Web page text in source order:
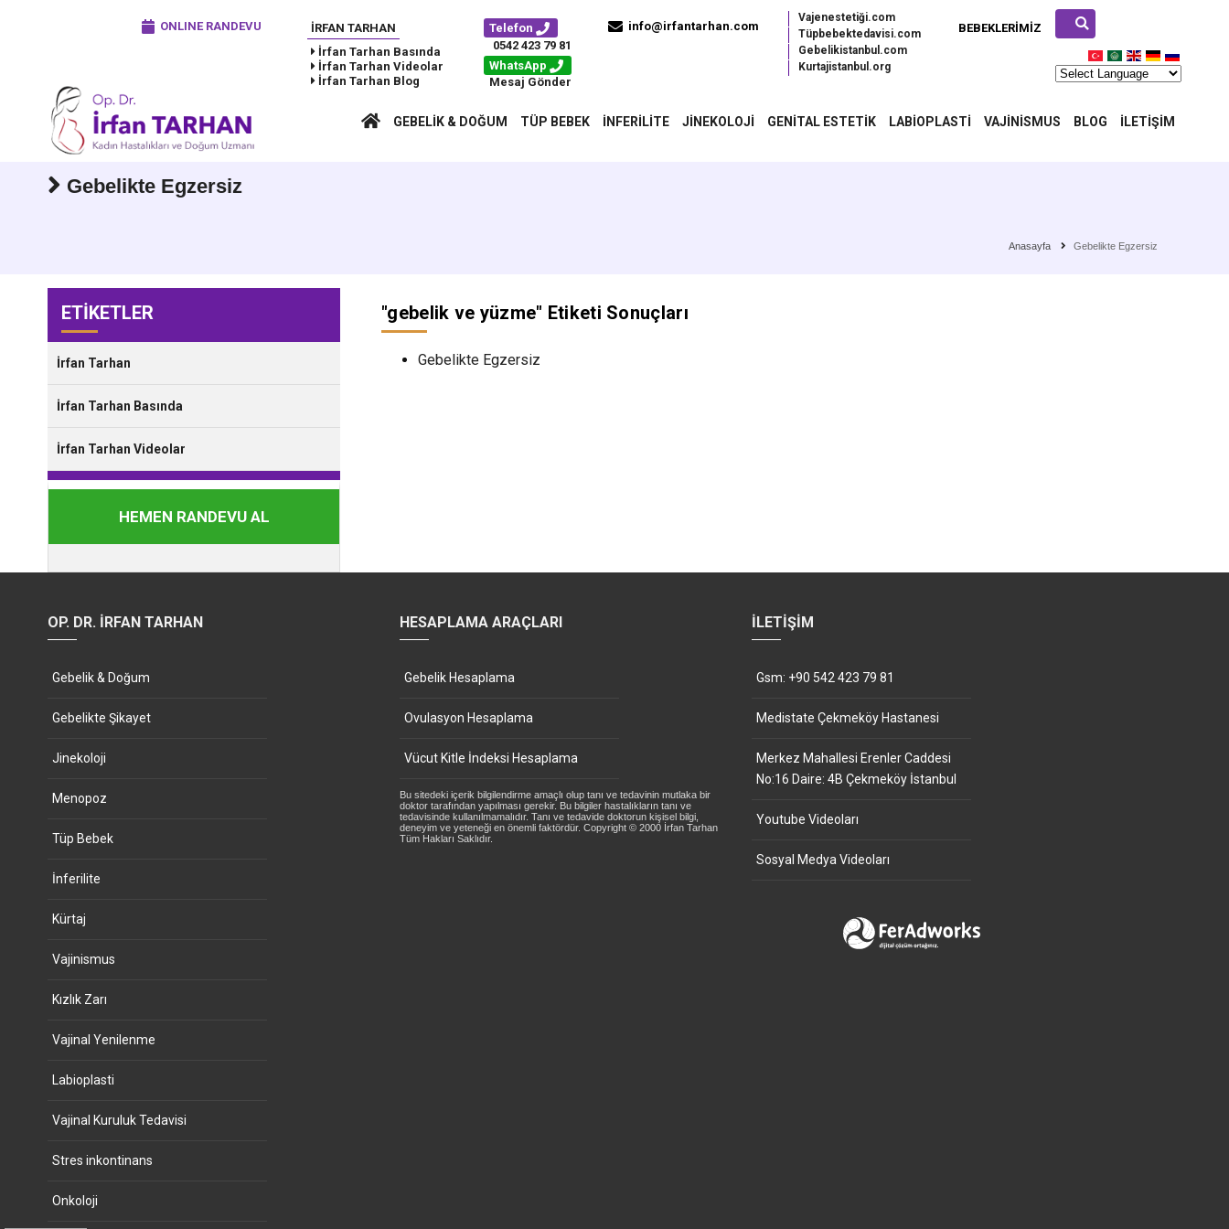
ONLINE RANDEVU
İRFAN TARHAN
İrfan Tarhan Basında
İrfan Tarhan Videolar
İrfan Tarhan Blog
BEBEKLERIMIZ
Vajenestetiği.com
Tüpbebektedavisi.com
Gebelikistanbul.com
Kurtajistanbul.org
Telefon
0542 423 79 81
WhatsApp
Mesaj Gönder
info@irfantarhan.com
GEBELIK & DOĞUM TÜP BEBEK İNFERILITE JINEKOLOJI GENITAL ESTETIK LABIOPLASTI VAJINISMUS BLOG İLETIŞIM
Gebelikte Egzersiz
Anasayfa Gebelikte Egzersiz
ETİKETLER
İrfan Tarhan
İrfan Tarhan Basında
İrfan Tarhan Videolar
HEMEN RANDEVU AL
"gebelik ve yüzme" Etiketi Sonuçları
Gebelikte Egzersiz
OP. DR. İRFAN TARHAN
Gebelik & Doğum
Gebelikte Şikayet
Jinekoloji
Menopoz
Tüp Bebek
İnferilite
Kürtaj
Vajinismus
Kızlık Zarı
Vajinal Yenilenme
Labioplasti
Vajinal Kuruluk Tedavisi
Stres inkontinans
Onkoloji
HESAPLAMA ARAÇLARI
Gebelik Hesaplama
Ovulasyon Hesaplama
Vücut Kitle İndeksi Hesaplama
Bu sitedeki içerik bilgilendirme amaçlı olup tanı ve tedavinin mutlaka bir
doktor tarafından yapılması gerekir. Bu bilgiler hastalıkların tanı ve
tedavisinde kullanılmamalıdır. Tanı ve tedavide doktorun kişisel bilgi,
deneyim ve yeteneği en önemli faktördür. Copyright © 2000 İrfan Tarhan
Tüm Hakları Saklıdır.
İLETIŞIM
Gsm: +90 542 423 79 81
Medistate Çekmeköy Hastanesi
Merkez Mahallesi Erenler Caddesi
No:16 Daire: 4B Çekmeköy İstanbul
Youtube Videoları
Sosyal Medya Videoları